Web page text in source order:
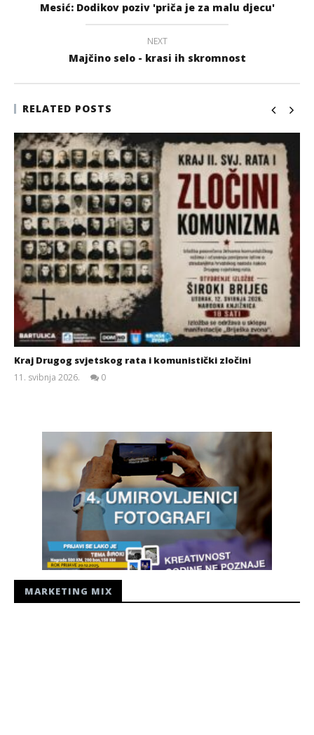
Mesić: Dodikov poziv 'priča je za malu djecu'
NEXT
Majčino selo - krasi ih skromnost
RELATED POSTS
Kraj Drugog svjetskog rata i komunistički zločini
11. svibnja 2026.
0
MARKETING MIX